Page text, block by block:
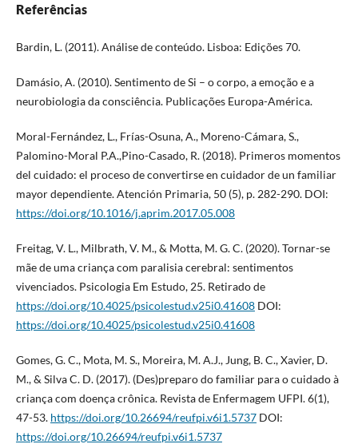
Referências
Bardin, L. (2011). Análise de conteúdo. Lisboa: Edições 70.
Damásio, A. (2010). Sentimento de Si – o corpo, a emoção e a
neurobiologia da consciência. Publicações Europa-América.
Moral-Fernández, L., Frías-Osuna, A., Moreno-Cámara, S.,
Palomino-Moral P.A.,Pino-Casado, R. (2018). Primeros momentos
del cuidado: el proceso de convertirse en cuidador de un familiar
mayor dependiente. Atención Primaria, 50 (5), p. 282-290. DOI:
https://doi.org/10.1016/j.aprim.2017.05.008
Freitag, V. L., Milbrath, V. M., & Motta, M. G. C. (2020). Tornar-se
mãe de uma criança com paralisia cerebral: sentimentos
vivenciados. Psicologia Em Estudo, 25. Retirado de
https://doi.org/10.4025/psicolestud.v25i0.41608DOI:
https://doi.org/10.4025/psicolestud.v25i0.41608
Gomes, G. C., Mota, M. S., Moreira, M. A.J., Jung, B. C., Xavier, D.
M., & Silva C. D. (2017). (Des)preparo do familiar para o cuidado à
criança com doença crônica. Revista de Enfermagem UFPI. 6(1),
47-53. https://doi.org/10.26694/reufpi.v6i1.5737DOI:
https://doi.org/10.26694/reufpi.v6i1.5737